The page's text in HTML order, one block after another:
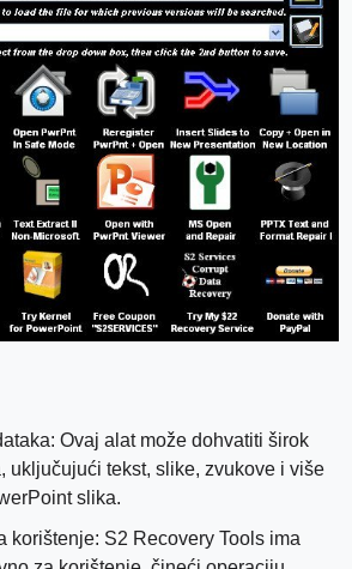
Ovaj alat može dohvatiti širok
uključujući tekst, slike, zvukove i više
slika.
korištenje: S2 Recovery Tools ima